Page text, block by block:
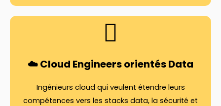
☁️ Cloud Engineers orientés Data
Ingénieurs cloud qui veulent étendre leurs
compétences vers les stacks data, la sécurité et